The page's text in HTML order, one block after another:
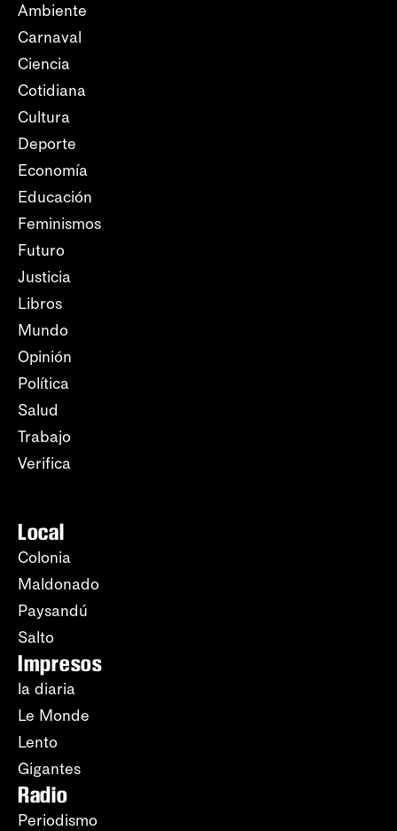
Ambiente
Carnaval
Ciencia
Cotidiana
Cultura
Deporte
Economía
Educación
Feminismos
Futuro
Justicia
Libros
Mundo
Opinión
Política
Salud
Trabajo
Verifica
Local
Colonia
Maldonado
Paysandú
Salto
Impresos
la diaria
Le Monde
Lento
Gigantes
Radio
Periodismo